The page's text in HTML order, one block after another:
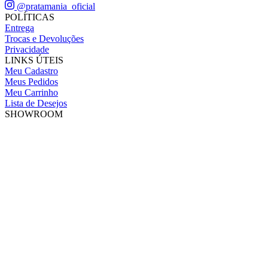
@pratamania_oficial
POLÍTICAS
Entrega
Trocas e Devoluções
Privacidade
LINKS ÚTEIS
Meu Cadastro
Meus Pedidos
Meu Carrinho
Lista de Desejos
SHOWROOM